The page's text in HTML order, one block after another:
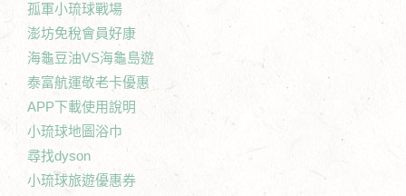
孤軍小琉球戰場
澎坊免稅會員好康
海龜豆油VS海龜島遊
泰富航運敬老卡優惠
APP下載使用說明
小琉球地圖浴巾
尋找dyson
小琉球旅遊優惠券